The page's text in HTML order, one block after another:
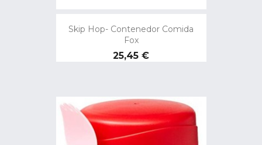
Skip Hop- Contenedor Comida
Fox
Precio
25,45 €